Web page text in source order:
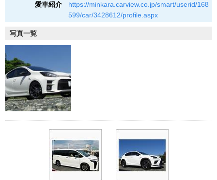
愛車紹介
https://minkara.carview.co.jp/smart/userid/168
599/car/3428612/profile.aspx
写真一覧